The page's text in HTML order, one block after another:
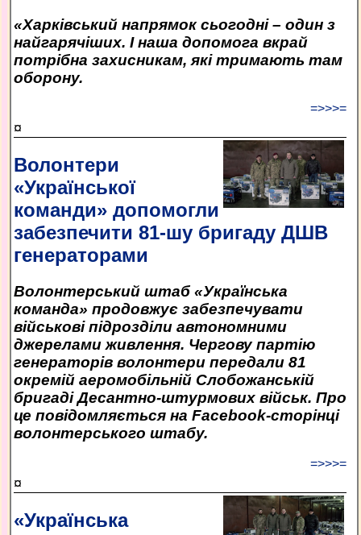
«Харківський напрямок сьогодні – один з
найгарячіших. І наша допомога вкрай
потрібна захисникам, які тримають там
оборону.
=>>>=
¤
Волонтери
«Української
команди» допомогли
забезпечити 81-шу бригаду ДШВ
генераторами
Волонтерський штаб «Українська
команда» продовжує забезпечувати
військові підрозділи автономними
джерелами живлення. Чергову партію
генераторів волонтери передали 81
окремій аеромобільній Слобожанській
бригаді Десантно-штурмових військ. Про
це повідомляється на Facebook-сторінці
волонтерського штабу.
=>>>=
¤
«Українська